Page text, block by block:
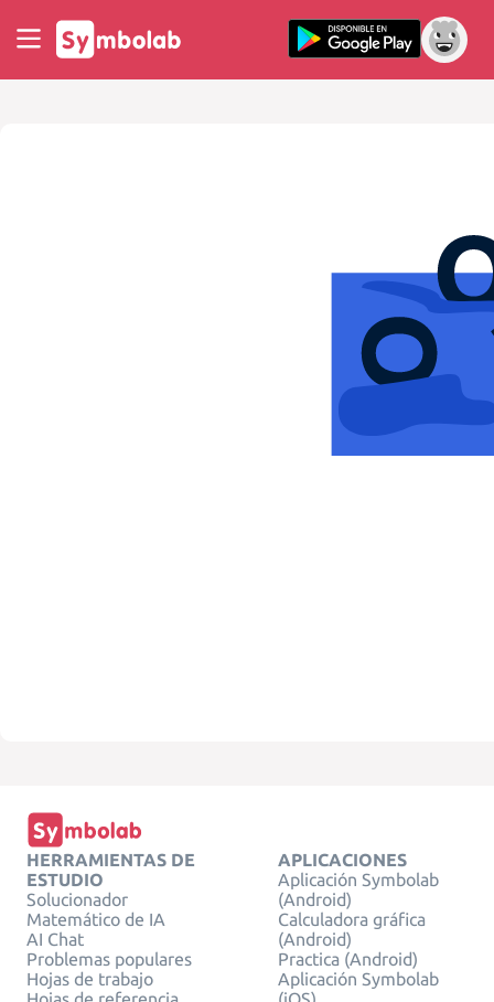
HERRAMIENTAS DE
ESTUDIO
Solucionador
Matemático de IA
AI Chat
Problemas populares
Hojas de trabajo
APLICACIONES
Aplicación Symbolab
(Android)
Calculadora gráfica
(Android)
Practica (Android)
Aplicación Symbolab